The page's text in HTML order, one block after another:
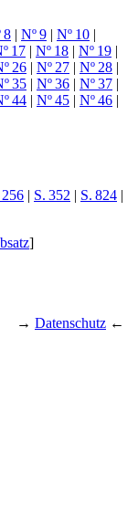
8 | Nº 9 | Nº 10 |
17 | Nº 18 | Nº 19 |
26 | Nº 27 | Nº 28 |
35 | Nº 36 | Nº 37 |
44 | Nº 45 | Nº 46 |
256 | S. 352 | S. 824 |
]
→ Datenschutz ←